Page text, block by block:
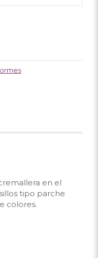
en el
tipo parche
colores.